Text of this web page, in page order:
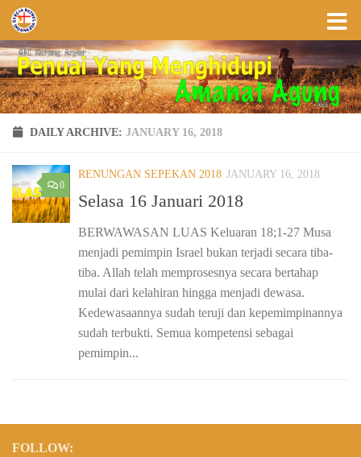
Skip to content
DAILY ARCHIVE: JANUARY 16, 2018
0
RENUNGAN SEPEKAN 2018 JANUARY 16, 2018
Selasa 16 Januari 2018
BERWAWASAN LUAS Keluaran 18;1-27 Musa
menjadi pemimpin Israel bukan terjadi secara tiba-
tiba. Allah telah memprosesnya secara bertahap
mulai dari kelahiran hingga menjadi dewasa.
Kedewasaannya sudah teruji dan kepemimpinannya
sudah terbukti. Semua kompetensi sebagai
pemimpin...
FOLLOW: